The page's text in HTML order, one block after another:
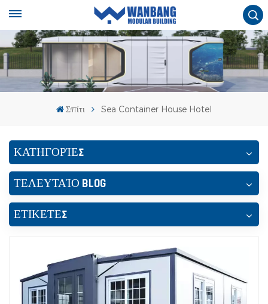
Σπίτι Sea Container House Hotel
ΚΑΤΗΓΟΡΊΕΣ
ΤΕΛΕΥΤΑΊΟ BLOG
ΕΤΙΚΕΤΕΣ